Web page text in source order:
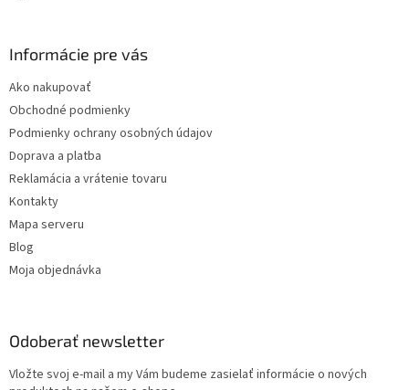
Informácie pre vás
Ako nakupovať
Obchodné podmienky
Podmienky ochrany osobných údajov
Doprava a platba
Reklamácia a vrátenie tovaru
Kontakty
Mapa serveru
Blog
Moja objednávka
Odoberať newsletter
Vložte svoj e-mail a my Vám budeme zasielať informácie o nových